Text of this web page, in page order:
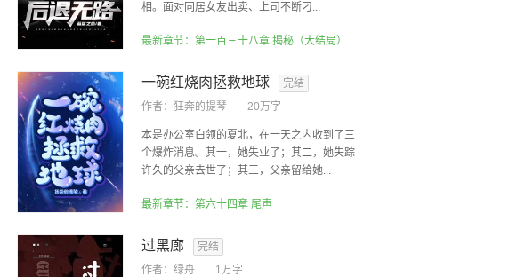
相。面对同居女友出卖、上司不断刁...
最新章节：第一百三十八章 揭秘（大结局）
一碗红烧肉拯救地球
完结
作者： 狂奔的提琴 20万字
本是办公室白领的夏北，在一天之内收到了三
个爆炸消息。其一，她失业了；其二，她失踪
许久的父亲去世了；其三，父亲留给她...
最新章节：第六十四章 尾声
过黑廊
完结
作者： 绿舟 1万字